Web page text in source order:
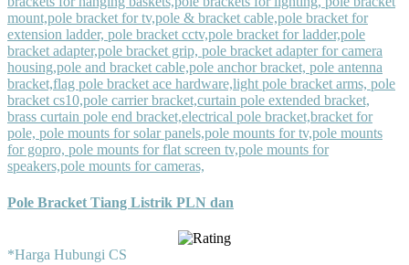
Pole Bracket Tiang Listrik PLN dan
*Harga Hubungi CS